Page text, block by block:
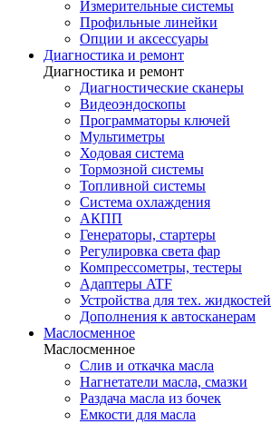
Измерительные системы
Профильные линейки
Опции и аксессуары
Диагностика и ремонт
Диагностика и ремонт
Диагностические сканеры
Видеоэндоскопы
Программаторы ключей
Мультиметры
Ходовая система
Тормозной системы
Топливной системы
Система охлаждения
АКПП
Генераторы, стартеры
Регулировка света фар
Компрессометры, тестеры
Адаптеры ATF
Устройства для тех. жидкостей
Дополнения к автосканерам
Маслосменное
Маслосменное
Слив и откачка масла
Нагнетатели масла, смазки
Раздача масла из бочек
Емкости для масла